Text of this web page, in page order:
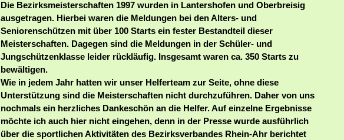
Die Bezirksmeisterschaften 1997 wurden in Lantershofen und Oberbreisig
ausgetragen. Hierbei waren die Meldungen bei den Alters- und
Seniorenschützen mit über 100 Starts ein fester Bestandteil dieser
Meisterschaften. Dagegen sind die Meldungen in der Schüler- und
Jungschützenklasse leider rückläufig. Insgesamt waren ca. 350 Starts zu
bewältigen.
Wie in jedem Jahr hatten wir unser Helferteam zur Seite, ohne diese
Unterstützung sind die Meisterschaften nicht durchzuführen. Daher von uns
nochmals ein herzliches Dankeschön an die Helfer. Auf einzelne Ergebnisse
möchte ich auch hier nicht eingehen, denn in der Presse wurde ausführlich
über die sportlichen Aktivitäten des Bezirksverbandes Rhein-Ahr berichtet